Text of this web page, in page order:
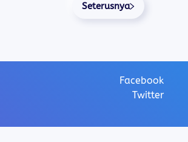
Seterusnya
Facebook
Twitter